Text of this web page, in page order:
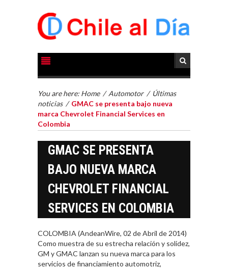
You are here: Home /Automotor / Últimas
noticias / GMAC se presenta bajo nueva
marca Chevrolet Financial Services en
Colombia
GMAC SE PRESENTA
BAJO NUEVA MARCA
CHEVROLET FINANCIAL
SERVICES EN COLOMBIA
COLOMBIA (AndeanWire, 02 de Abril de 2014)
Como muestra de su estrecha relación y solidez,
GM y GMAC lanzan su nueva marca para los
servicios de financiamiento automotriz,